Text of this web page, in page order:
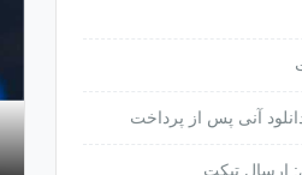
آنی پس از پرداخت
ارسال تیکت